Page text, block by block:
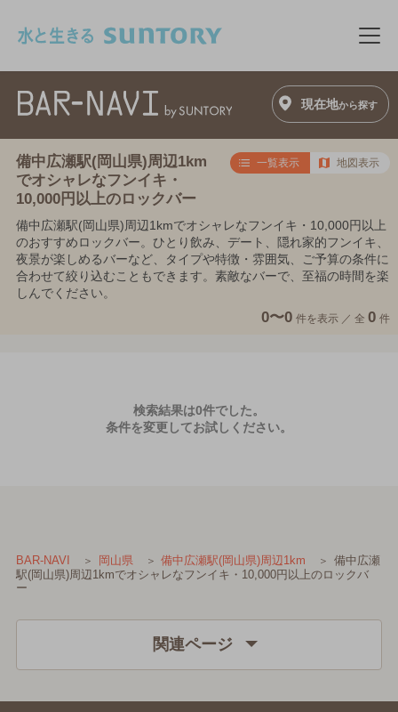
メ
現在地から探す
備中広瀬駅(岡山県)周辺1km
でオシャレなフンイキ・
10,000円以上のロックバー
一覧表示 地図表示
備中広瀬駅(岡山県)周辺1kmでオシャレなフンイキ・10,000円以上
のおすすめロックバー。ひとり飲み、デート、隠れ家的フンイキ、
夜景が楽しめるバーなど、タイプや特徴・雰囲気、ご予算の条件に
合わせて絞り込むこともできます。素敵なバーで、至福の時間を楽
しんでください。
0〜0 件を表示 ／ 全 0 件
検索結果は0件でした。
条件を変更してお試しください。
BAR-NAVI 岡山県 備中広瀬駅(岡山県)周辺1km
備中広瀬
駅(岡山県)周辺1kmでオシャレなフンイキ・10,000円以上のロックバ
ー
関連ページ